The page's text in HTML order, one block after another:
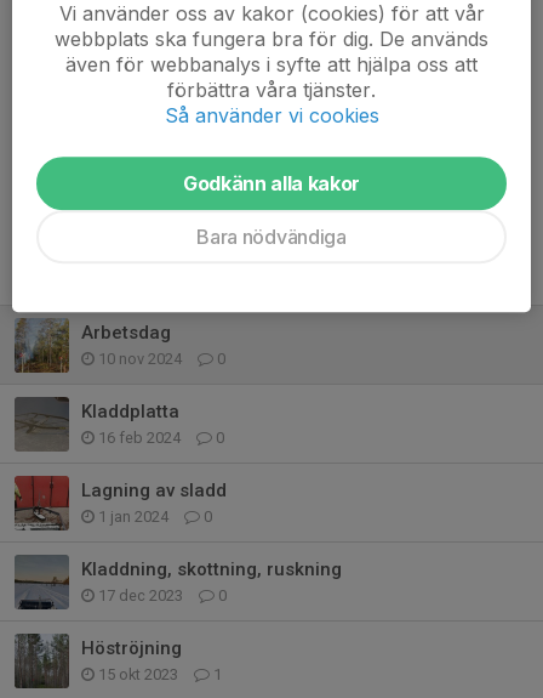
Dela nyhet
Arbetsdag
10 nov 2024 0
Kladdplatta
16 feb 2024 0
Lagning av sladd
1 jan 2024 0
Kladdning, skottning, ruskning
17 dec 2023 0
Höströjning
15 okt 2023 1
Vi använder oss av kakor (cookies) för att vår
webbplats ska fungera bra för dig. De används
även för webbanalys i syfte att hjälpa oss att
förbättra våra tjänster.
Så använder vi cookies
Godkänn alla kakor
Bara nödvändiga